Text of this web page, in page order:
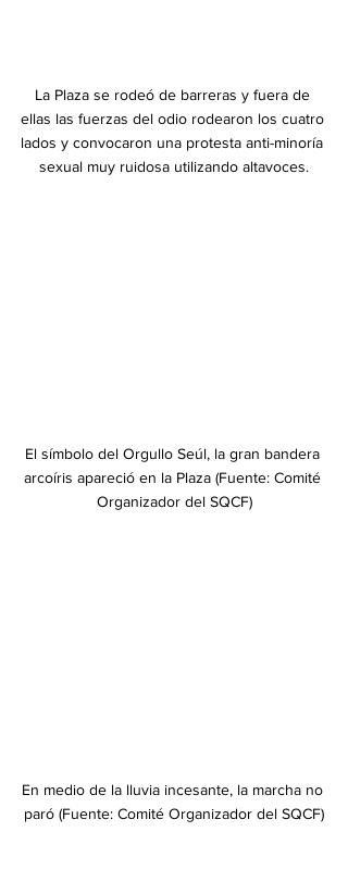
﻿La Plaza se rodeó de barreras y fuera de
ellas las fuerzas del odio rodearon los cuatro
lados y convocaron una protesta anti-minoría
sexual muy ruidosa utilizando altavoces.
﻿El símbolo del Orgullo Seúl, la gran bandera
arcoíris apareció en la Plaza (Fuente: Comité
Organizador del SQCF)
﻿En medio de la lluvia incesante, la marcha no
paró (Fuente: Comité Organizador del SQCF)